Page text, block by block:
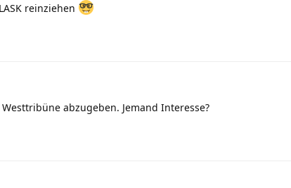
reinziehen
abzugeben. Jemand Interesse?